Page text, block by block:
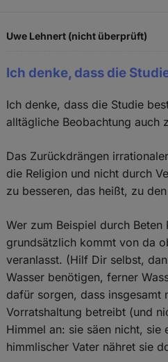
Uwe Lehnert (nicht überprüft)
Ich denke, dass die
Ich denke, dass die Studie
alltägliche Beobachtung auch
Das Zurückdrängen
die Religion und nicht durch
zu besseren, das heißt, zu
Wer zum Beispiel durch
grundsätzlich kommt von da
veranlasst. (Hilf Dir selbst,
Wasser benötigen, ferner
dafür sorgen, dass insgesamt
Vorratshaltung betreibt (und
Himmel an: sie säen nicht, sie
himmlischer Vater nähret sie